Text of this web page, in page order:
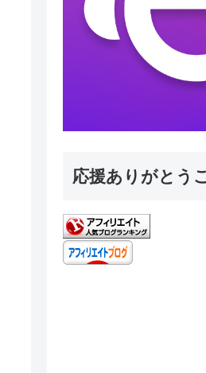
応援ありがとう